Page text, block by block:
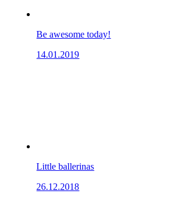
Be awesome today!
14.01.2019
Little ballerinas
26.12.2018